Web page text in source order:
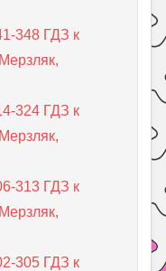
348 ГДЗ к
324 ГДЗ к
313 ГДЗ к
305 ГДЗ к